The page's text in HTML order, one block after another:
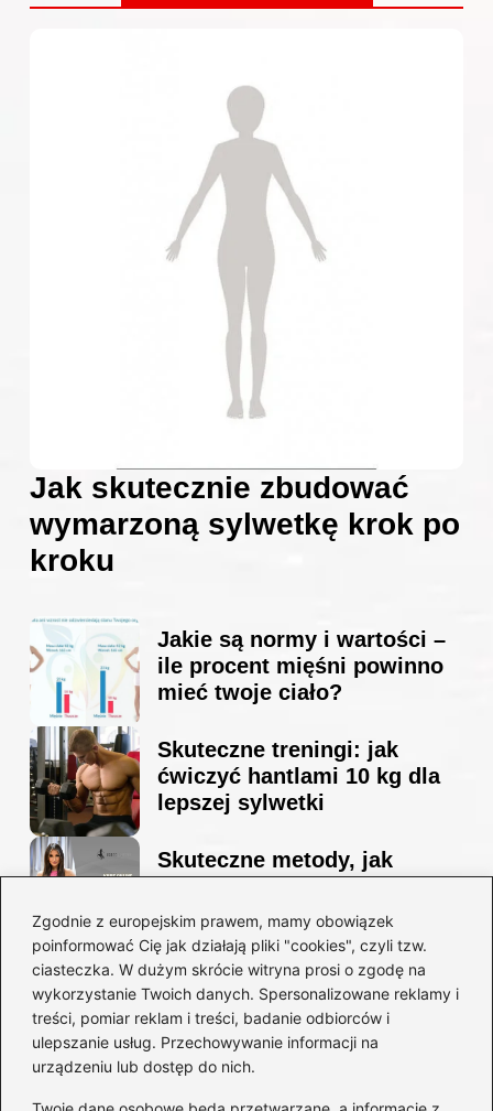
Zgodnie z europejskim prawem, mamy obowiązek
poinformować Cię jak działają pliki "cookies", czyli tzw.
ciasteczka. W dużym skrócie witryna prosi o zgodę na
wykorzystanie Twoich danych. Spersonalizowane reklamy i
treści, pomiar reklam i treści, badanie odbiorców i
ulepszanie usług. Przechowywanie informacji na
urządzeniu lub dostęp do nich.
Jak skutecznie zbudować
wymarzoną sylwetkę krok po
kroku
Jakie są normy i wartości –
ile procent mięśni powinno
mieć twoje ciało?
Skuteczne treningi: jak
ćwiczyć hantlami 10 kg dla
lepszej sylwetki
Skuteczne metody, jak
schudnąć i wyrzeźbić
sylwetkę w zaledwie 90 dni
Idealny garnitur: jak dobrać
go do swojej sylwetki?
Kategorie